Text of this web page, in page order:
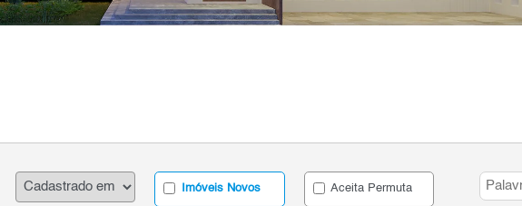
Imóveis Novos Aceita Permuta